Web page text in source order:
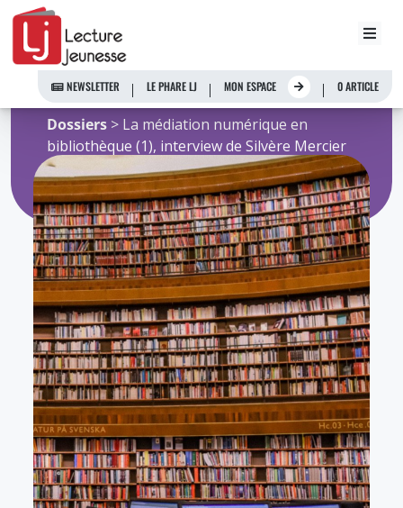
Aller
contenu
NEWSLETTER LE PHARE LJ MON ESPACE 0 ARTICLE
youpa
Accueil>Ressources de l'Observatoire>
Dossiers > La médiation numérique en
bibliothèque (1), interview de Silvère Mercier